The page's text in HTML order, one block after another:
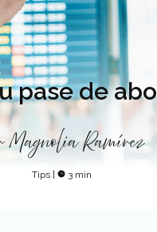
pase de
Magnolia Ramírez
Tips 3 min